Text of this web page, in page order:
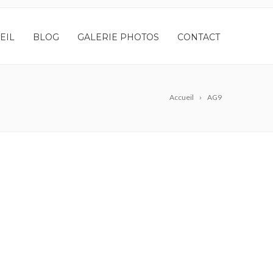
BLOG GALERIE PHOTOS CONTACT
Accueil AG9